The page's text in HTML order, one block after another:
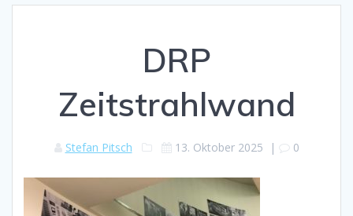
DRP
Zeitstrahlwand
Stefan Pitsch 13. Oktober 2025 | 0